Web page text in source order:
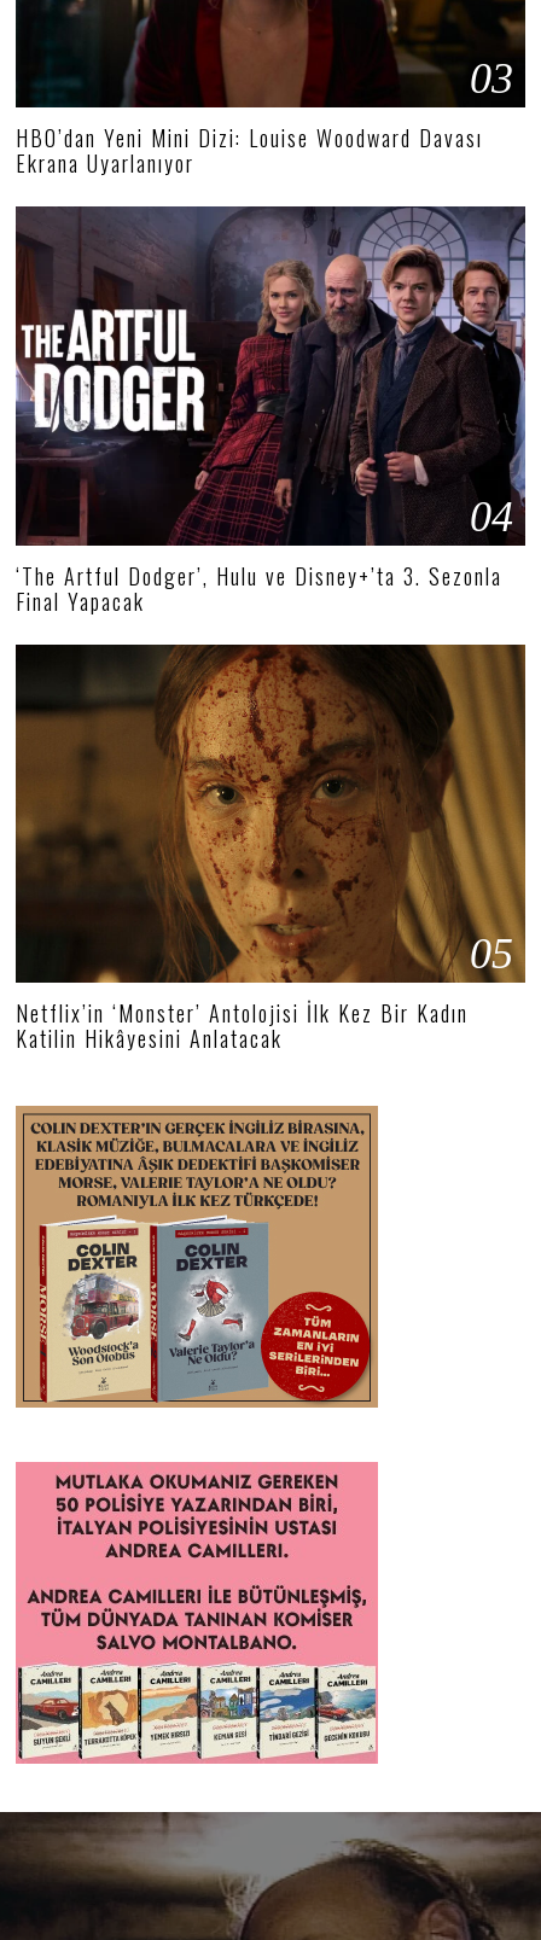
03
HBO’dan Yeni Mini Dizi: Louise Woodward Davası
Ekrana Uyarlanıyor
04
‘The Artful Dodger’, Hulu ve Disney+’ta 3. Sezonla
Final Yapacak
05
Netflix’in ‘Monster’ Antolojisi İlk Kez Bir Kadın
Katilin Hikâyesini Anlatacak